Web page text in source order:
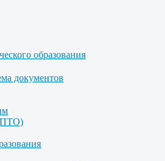
образования
документов